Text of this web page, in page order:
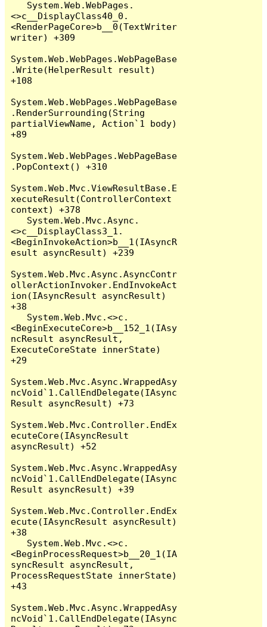
<>c__DisplayClass40_0.
<RenderPageCore>b__0(TextWriter
writer) +309
System.Web.WebPages.WebPageBase
.Write(HelperResult result)
+108
System.Web.WebPages.WebPageBase
.RenderSurrounding(String
partialViewName, Action`1 body)
+89
System.Web.WebPages.WebPageBase
.PopContext() +310
System.Web.Mvc.ViewResultBase.E
xecuteResult(ControllerContext
context) +378
<>c__DisplayClass3_1.
<BeginInvokeAction>b__1(IAsyncR
esult asyncResult) +239
System.Web.Mvc.Async.AsyncContr
ollerActionInvoker.EndInvokeAct
ion(IAsyncResult asyncResult)
+38
<BeginExecuteCore>b__152_1(IAsy
ncResult asyncResult,
ExecuteCoreState innerState)
+29
System.Web.Mvc.Async.WrappedAsy
ncVoid`1.CallEndDelegate(IAsync
Result asyncResult) +73
System.Web.Mvc.Controller.EndEx
ecuteCore(IAsyncResult
asyncResult) +52
System.Web.Mvc.Async.WrappedAsy
ncVoid`1.CallEndDelegate(IAsync
Result asyncResult) +39
System.Web.Mvc.Controller.EndEx
ecute(IAsyncResult asyncResult)
+38
<BeginProcessRequest>b__20_1(IA
syncResult asyncResult,
ProcessRequestState innerState)
+43
System.Web.Mvc.Async.WrappedAsy
ncVoid`1.CallEndDelegate(IAsync